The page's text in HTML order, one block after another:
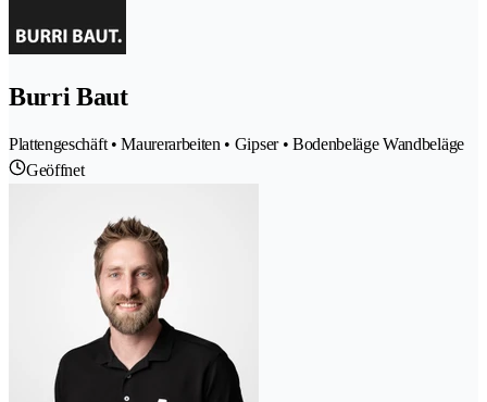
Burri Baut
Plattengeschäft • Maurerarbeiten • Gipser • Bodenbeläge Wandbeläge
Geöffnet